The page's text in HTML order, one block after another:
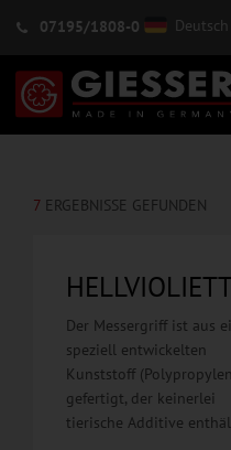
07195/1808-0 Deutsch
7 ERGEBNISSE GEFUNDEN
HELLVIOLIETT
Der Messergriff ist aus
speziell entwickelten
Kunststoff
gefertigt, der keinerlei
tierische Additive